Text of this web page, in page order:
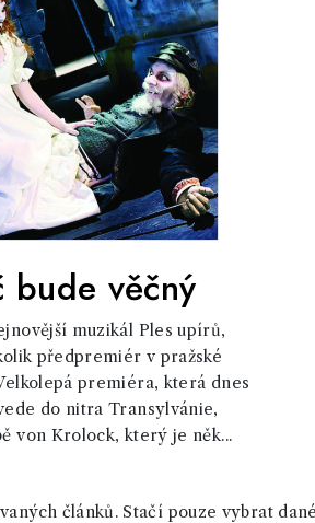
bude věčný
muzikál Ples upírů,
předpremiér v pražské
premiéra, která dnes
do nitra Transylvánie,
von Krolock, který je něk...
článků. Stačí pouze vybrat